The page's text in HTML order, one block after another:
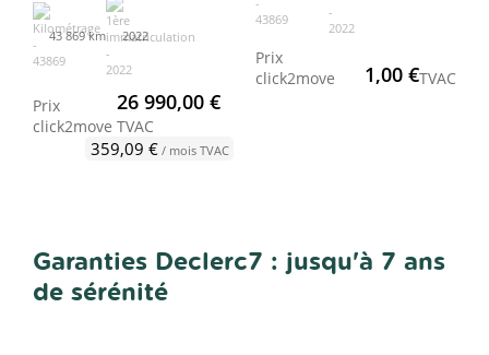
43 869 km 2022
Prix
click2move
26 990,00 €
TVAC
359,09 €/ mois TVAC
Prix
click2move
1,00 €TVAC
Garanties Declerc7 : jusqu'à 7 ans
de sérénité